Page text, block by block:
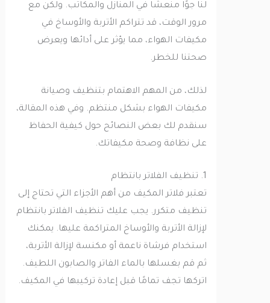
لنا جوًا منعشًا في المنازل والمكاتب. ولكن مع
مرور الوقت، قد تتراكم الأتربة والأوساخ في
مكيفات الهواء، مما يؤثر على أدائها ويعرض
صحتنا للخطر.
لذلك، من المهم الاهتمام بتنظيف وصيانة
مكيفات الهواء بشكل منتظم. وفي هذه المقالة،
سنقدم لك بعض النصائح حول كيفية الحفاظ
على نظافة وصحة مكيفاتك.
تعتبر فلاتر المكيف من أهم الأجزاء التي تحتاج إلى
تنظيف متكرر. يجب عليك تنظيف الفلاتر بانتظام
لإزالة الأتربة والأوساخ المتراكمة عليها. يمكنك
استخدام فرشاة ناعمة أو مكنسة لإزالة الأتربة،
ثم قم بغسلها بالماء الفاتر والصابون اللطيف.
اتركها تجف تمامًا قبل إعادة تركيبها في المكيف.